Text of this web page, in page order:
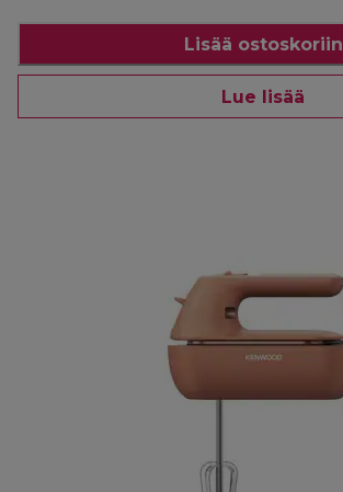
Lisää ostoskoriin
Lue lisää